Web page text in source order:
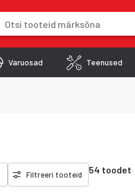
Varuosad Teenused
Filtreeri tooteid 54 toodet